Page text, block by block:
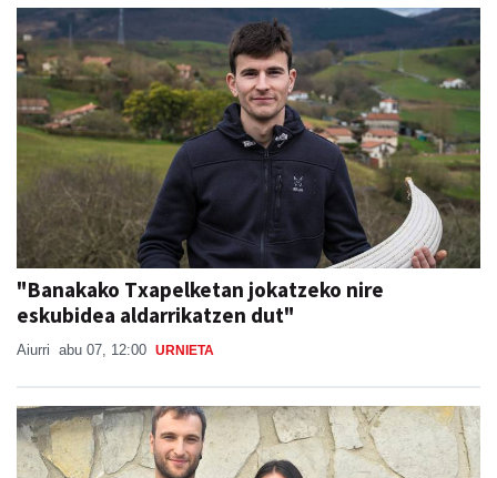
"Banakako Txapelketan jokatzeko nire
eskubidea aldarrikatzen dut"
Aiurri abu 07, 12:00 URNIETA